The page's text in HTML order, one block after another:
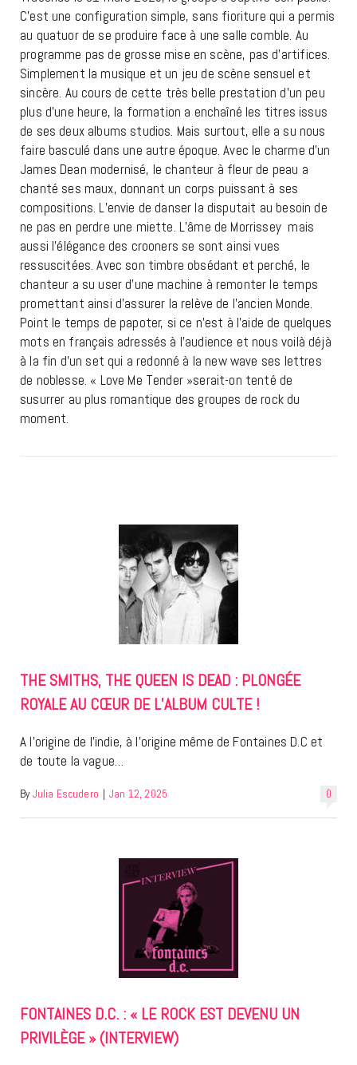
C’est une configuration simple, sans fioriture qui a permis
au quatuor de se produire face à une salle comble. Au
programme pas de grosse mise en scène, pas d’artifices.
Simplement la musique et un jeu de scène sensuel et
sincère. Au cours de cette très belle prestation d’un peu
plus d’une heure, la formation a enchaîné les titres issus
de ses deux albums studios. Mais surtout, elle a su nous
faire basculé dans une autre époque. Avec le charme d’un
James Dean modernisé, le chanteur à fleur de peau a
chanté ses maux, donnant un corps puissant à ses
compositions. L’envie de danser la disputait au besoin de
ne pas en perdre une miette. L’âme de Morrissey mais
aussi l’élégance des crooners se sont ainsi vues
ressuscitées. Avec son timbre obsédant et perché, le
chanteur a su user d’une machine à remonter le temps
promettant ainsi d’assurer la relève de l’ancien Monde.
Point le temps de papoter, si ce n’est à l’aide de quelques
mots en français adressés à l’audience et nous voilà déjà
à la fin d’un set qui a redonné à la new wave ses lettres
de noblesse. « Love Me Tender »serait-on tenté de
susurrer au plus romantique des groupes de rock du
moment.
THE SMITHS, THE QUEEN IS DEAD : PLONGÉE
ROYALE AU CŒUR DE L’ALBUM CULTE !
A l’origine de l’indie, à l’origine même de Fontaines D.C et
de toute la vague…
0
By Julia Escudero | Jan 12, 2025
FONTAINES D.C. : « LE ROCK EST DEVENU UN
PRIVILÈGE » (INTERVIEW)